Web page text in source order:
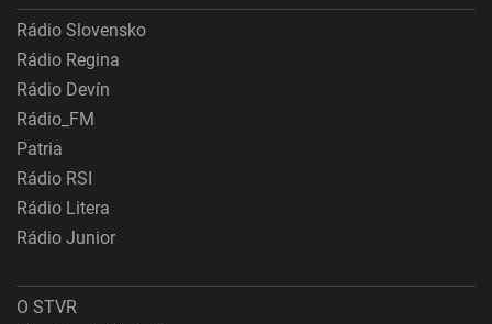
Rádio Slovensko
Rádio Regina
Rádio Devín
Rádio_FM
Patria
Rádio RSI
Rádio Litera
Rádio Junior
O STVR